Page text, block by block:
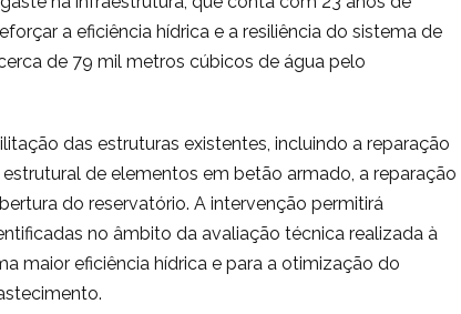
a eficiência hídrica e a resiliência do sistema de
de 79 mil metros cúbicos de água pelo
das estruturas existentes, incluindo a reparação
de elementos em betão armado, a reparação
do reservatório. A intervenção permitirá
no âmbito da avaliação técnica realizada à
maior eficiência hídrica e para a otimização do